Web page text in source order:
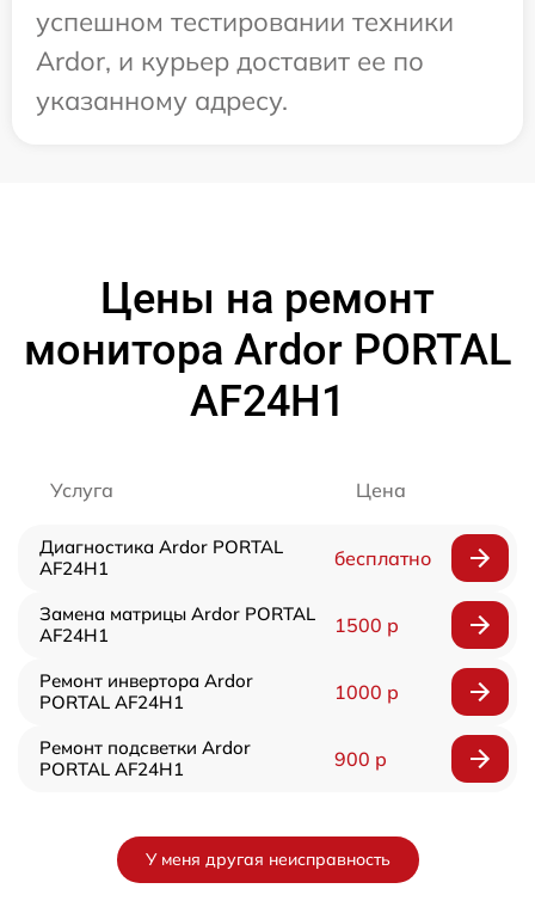
успешном тестировании техники
Ardor, и курьер доставит ее по
указанному адресу.
Цены на ремонт
монитора Ardor PORTAL
AF24H1
Услуга Цена
Диагностика Ardor PORTAL
AF24H1
бесплатно
Замена матрицы Ardor PORTAL
AF24H1
1500 р
Ремонт инвертора Ardor
PORTAL AF24H1
1000 р
Ремонт подсветки Ardor
PORTAL AF24H1
900 р
У меня другая неисправность